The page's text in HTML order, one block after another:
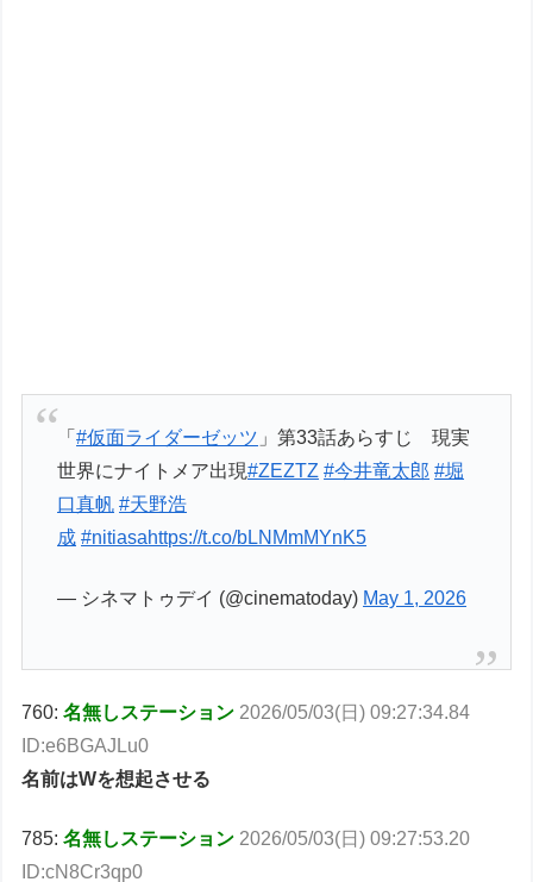
「#仮面ライダーゼッツ 」第33話あらすじ 現実
世界にナイトメア出現#ZEZTZ #今井竜太郎 #堀
口真帆 #天野浩
成 #nitiasahttps://t.co/bLNMmMYnK5
— シネマトゥデイ (@cinematoday) May 1, 2026
760:名無しステーション 2026/05/03(日) 09:27:34.84
ID:e6BGAJLu0
名前はWを想起させる
785:名無しステーション 2026/05/03(日) 09:27:53.20
ID:cN8Cr3qp0